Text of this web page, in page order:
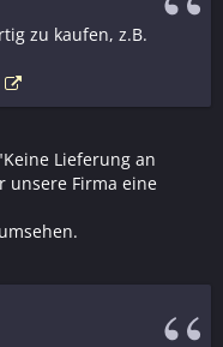
zu kaufen, z.B.
Lieferung an
unsere Firma eine